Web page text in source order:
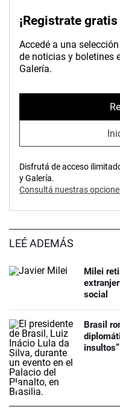
¡Registrate
Accedé a una
de noticias y boletines
Galería.
Disfrutá de acceso
y Galería.
Consultá nuestras
LEÉ ADEMÁS
Milei
social
Brasil